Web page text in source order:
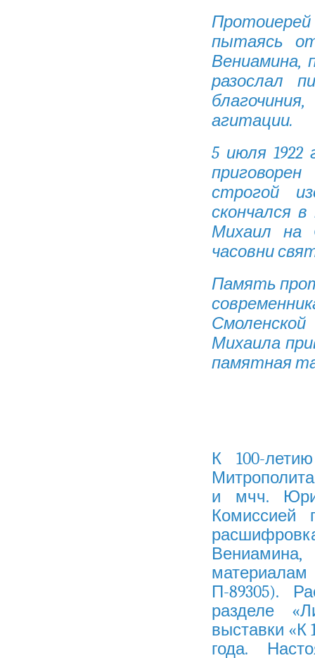
пытаясь
Вениамина,
разослал
агитации.
5 июля
строгой
скончался
Михаил на
часовни
Память
Михаила
памятная
К 100-
и мчч.
Комиссией
П-89305).
разделе
выставки «К
года.